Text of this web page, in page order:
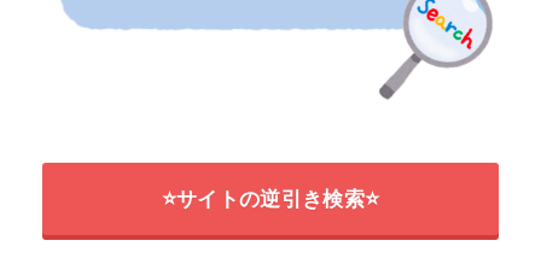
⭐サイトの逆引き検索⭐